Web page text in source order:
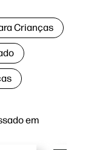
em
Crianças